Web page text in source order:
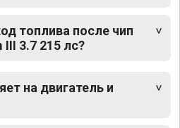
топлива после чип
III 3.7 215 лс?
на двигатель и